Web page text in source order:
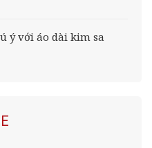
ý với áo dài kim sa